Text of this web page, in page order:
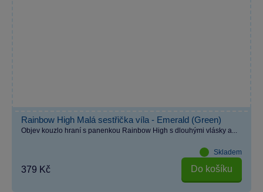
Rainbow High Malá sestřička víla - Emerald (Green)
Objev kouzlo hraní s panenkou Rainbow High s dlouhými vlásky a...
Skladem
379 Kč Do košíku